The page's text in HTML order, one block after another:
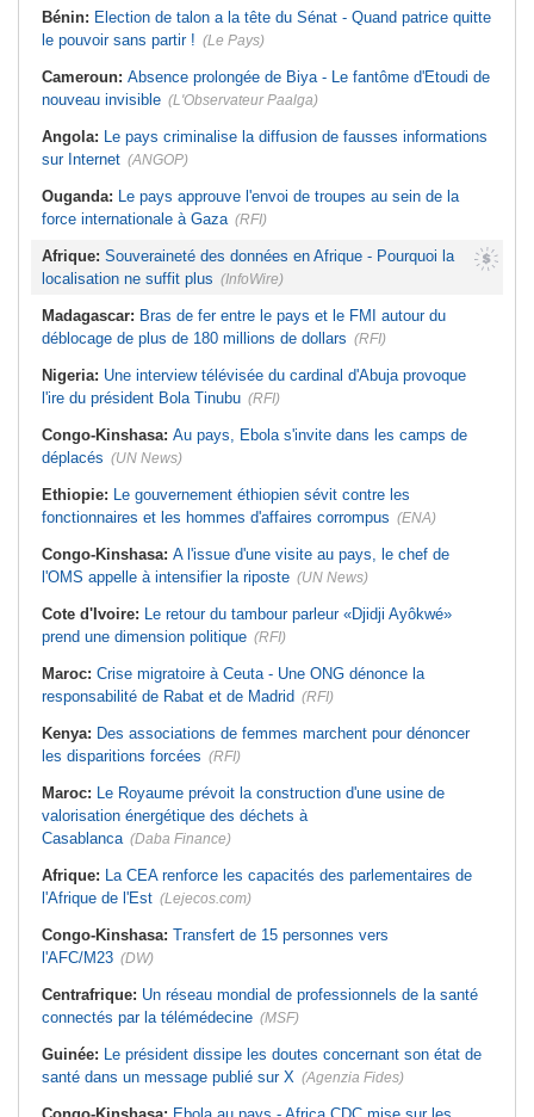
traitement courageux des causes
profondes
Bénin: Election de talon a la tête du Sénat - Quand patrice quitte
le pouvoir sans partir ! (Le Pays)
Cameroun: Absence prolongée de Biya - Le fantôme d'Etoudi de
nouveau invisible (L'Observateur Paalga)
Angola: Le pays criminalise la diffusion de fausses informations
sur Internet (ANGOP)
Ouganda: Le pays approuve l'envoi de troupes au sein de la
force internationale à Gaza (RFI)
Afrique: Souveraineté des données en Afrique - Pourquoi la
localisation ne suffit plus (InfoWire)
Madagascar: Bras de fer entre le pays et le FMI autour du
déblocage de plus de 180 millions de dollars (RFI)
Nigeria: Une interview télévisée du cardinal d'Abuja provoque
l'ire du président Bola Tinubu (RFI)
Congo-Kinshasa: Au pays, Ebola s'invite dans les camps de
déplacés (UN News)
Ethiopie: Le gouvernement éthiopien sévit contre les
fonctionnaires et les hommes d'affaires corrompus (ENA)
Congo-Kinshasa: A l'issue d'une visite au pays, le chef de
l'OMS appelle à intensifier la riposte (UN News)
Cote d'Ivoire: Le retour du tambour parleur «Djidji Ayôkwé»
prend une dimension politique (RFI)
Maroc: Crise migratoire à Ceuta - Une ONG dénonce la
responsabilité de Rabat et de Madrid (RFI)
Kenya: Des associations de femmes marchent pour dénoncer
les disparitions forcées (RFI)
Maroc: Le Royaume prévoit la construction d'une usine de
valorisation énergétique des déchets à
Casablanca (Daba Finance)
Afrique: La CEA renforce les capacités des parlementaires de
l'Afrique de l'Est (Lejecos.com)
Congo-Kinshasa: Transfert de 15 personnes vers
l'AFC/M23 (DW)
Centrafrique: Un réseau mondial de professionnels de la santé
connectés par la télémédecine (MSF)
Guinée: Le président dissipe les doutes concernant son état de
santé dans un message publié sur X (Agenzia Fides)